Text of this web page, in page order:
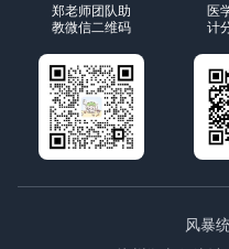
郑老师团队助
教微信二维码
医
计
风暴